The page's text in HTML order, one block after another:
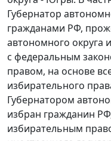
Губернатор
гражданами РФ,
автономного округа
с федеральным
правом, на основе
избирательного
Губернатором
избран гражданин
избирательным